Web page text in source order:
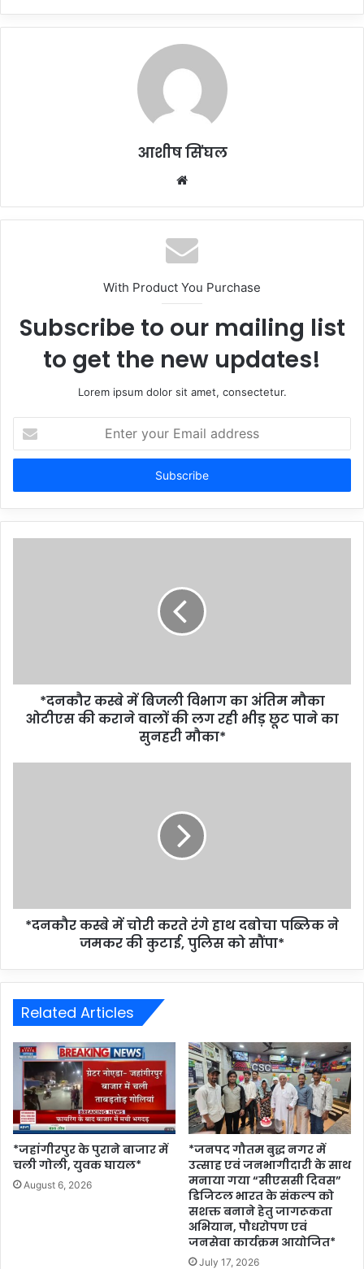
आशीष सिंघल
Website
With Product You Purchase
Subscribe to our mailing list
to get the new updates!
Lorem ipsum dolor sit amet, consectetur.
your
Email
*दनकौर कस्बे में बिजली विभाग का अंतिम मौका
ओटीएस की कराने वालों की लग रही भीड़ छूट पाने का
सुनहरी मौका*
*दनकौर कस्बे में चोरी करते रंगे हाथ दबोचा पब्लिक ने
जमकर की कुटाई, पुलिस को सौंपा*
Related Articles
*जहांगीरपुर के पुराने बाजार में
चली गोली, युवक घायल*
August 6, 2026
*जनपद गौतम बुद्ध नगर में
उत्साह एवं जनभागीदारी के साथ
मनाया गया “सीएससी दिवस”
डिजिटल भारत के संकल्प को
सशक्त बनाने हेतु जागरूकता
अभियान, पौधरोपण एवं
जनसेवा कार्यक्रम आयोजित*
July 17, 2026